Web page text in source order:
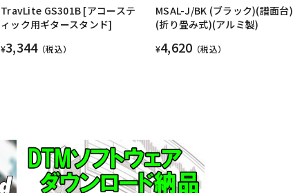
TravLite GS301B [アコーステ
ィック用ギタースタンド]
¥3,344（税込）
MSAL-J/BK (ブラック)(譜面台)
(折り畳み式)(アルミ製)
¥4,620 （税込）